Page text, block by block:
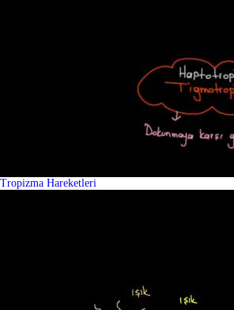
Tropizma Hareketleri